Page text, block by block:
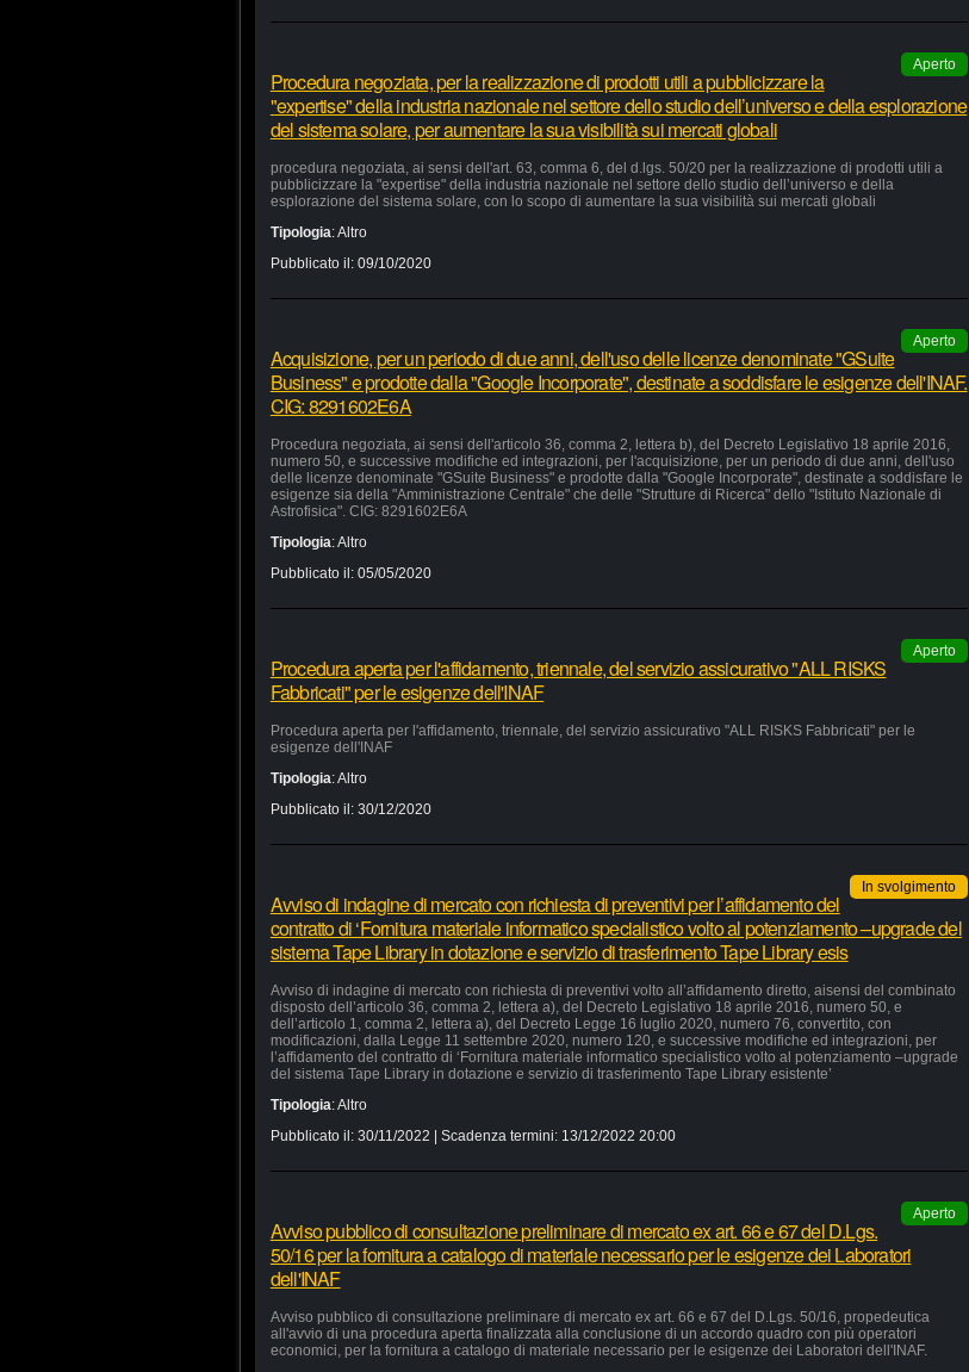
Aperto
Procedura negoziata, per la realizzazione di prodotti utili a pubblicizzare la
"expertise" della industria nazionale nel settore dello studio dell’universo e della esplorazione
del sistema solare, per aumentare la sua visibilità sui mercati globali
procedura negoziata, ai sensi dell'art. 63, comma 6, del d.lgs. 50/20 per la realizzazione di prodotti utili a
pubblicizzare la "expertise" della industria nazionale nel settore dello studio dell’universo e della
esplorazione del sistema solare, con lo scopo di aumentare la sua visibilità sui mercati globali
Tipologia:Altro
Pubblicato il: 09/10/2020
Aperto
Acquisizione, per un periodo di due anni, dell'uso delle licenze denominate "GSuite
Business" e prodotte dalla "Google Incorporate", destinate a soddisfare le esigenze dell'INAF.
CIG: 8291602E6A
Procedura negoziata, ai sensi dell'articolo 36, comma 2, lettera b), del Decreto Legislativo 18 aprile 2016,
numero 50, e successive modifiche ed integrazioni, per l'acquisizione, per un periodo di due anni, dell'uso
delle licenze denominate "GSuite Business" e prodotte dalla "Google Incorporate", destinate a soddisfare le
esigenze sia della "Amministrazione Centrale" che delle "Strutture di Ricerca" dello "Istituto Nazionale di
Astrofisica". CIG: 8291602E6A
Tipologia:Altro
Pubblicato il: 05/05/2020
Aperto
Procedura aperta per l'affidamento, triennale, del servizio assicurativo "ALL RISKS
Fabbricati" per le esigenze dell'INAF
Procedura aperta per l'affidamento, triennale, del servizio assicurativo "ALL RISKS Fabbricati" per le
esigenze dell'INAF
Tipologia:Altro
Pubblicato il: 30/12/2020
In svolgimento
Avviso di indagine di mercato con richiesta di preventivi per l’affidamento del
contratto di ‘Fornitura materiale informatico specialistico volto al potenziamento –upgrade del
sistema Tape Library in dotazione e servizio di trasferimento Tape Library esis
Avviso di indagine di mercato con richiesta di preventivi volto all’affidamento diretto, aisensi del combinato
disposto dell’articolo 36, comma 2, lettera a), del Decreto Legislativo 18 aprile 2016, numero 50, e
dell’articolo 1, comma 2, lettera a), del Decreto Legge 16 luglio 2020, numero 76, convertito, con
modificazioni, dalla Legge 11 settembre 2020, numero 120, e successive modifiche ed integrazioni, per
l’affidamento del contratto di ‘Fornitura materiale informatico specialistico volto al potenziamento –upgrade
del sistema Tape Library in dotazione e servizio di trasferimento Tape Library esistente’
Tipologia:Altro
Pubblicato il: 30/11/2022 | Scadenza termini: 13/12/2022 20:00
Aperto
Avviso pubblico di consultazione preliminare di mercato ex art. 66 e 67 del D.Lgs.
50/16 per la fornitura a catalogo di materiale necessario per le esigenze dei Laboratori
dell'INAF
Avviso pubblico di consultazione preliminare di mercato ex art. 66 e 67 del D.Lgs. 50/16, propedeutica
all'avvio di una procedura aperta finalizzata alla conclusione di un accordo quadro con più operatori
economici, per la fornitura a catalogo di materiale necessario per le esigenze dei Laboratori dell'INAF.